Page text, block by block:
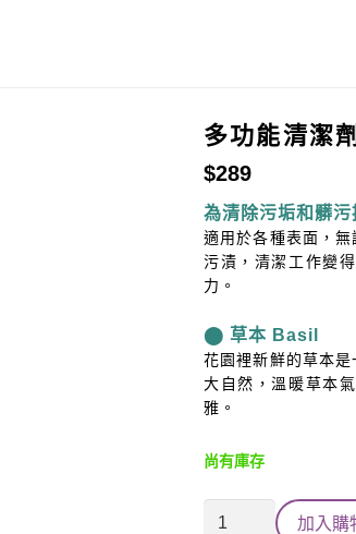
多功能清潔
$289
為清除污垢和髒
適用於各種表面，
污漬，清潔工作變
力。
⬤ 草本 Basil
花園裡新鮮的草本
大自然，溫暖草本
雅。
尚有庫存
加入購